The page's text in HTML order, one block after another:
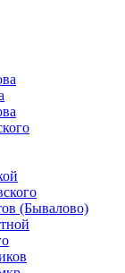
(Бывалово)